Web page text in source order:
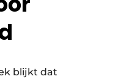
blijkt dat